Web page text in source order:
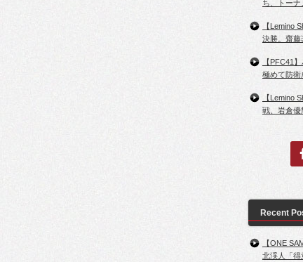
ち、トー
【Lemino
決勝。齋藤
【PFC41
極めて防衛
【Lemino
戦、岩倉優
Recent
【ONE
北渓人「